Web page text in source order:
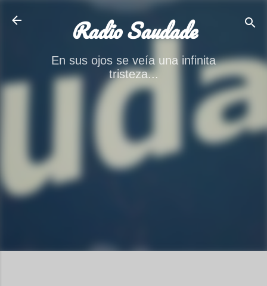
Radio Saudade
En sus ojos se veía una infinita
tristeza...